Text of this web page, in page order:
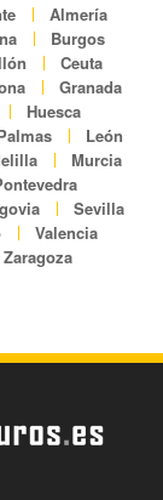
Almería
Burgos
Ceuta
Granada
Huesca
León
Murcia
Sevilla
Valencia
Zaragoza